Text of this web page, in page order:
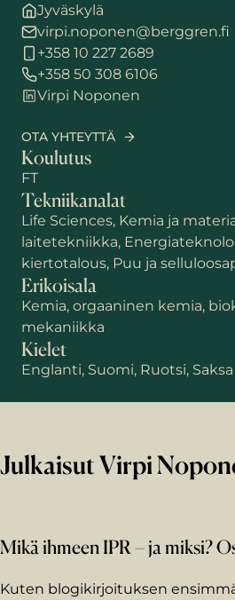
Jyväskylä
virpi.noponen@berggren.fi
+358 10 227 2689
+358 50 308 6106
Virpi Noponen
OTA YHTEYTTÄ
Koulutus
FT
Tekniikanalat
Life Sciences, Kemia ja
laitetekniikka,
kiertotalous, Puu ja
Erikoisala
Kemia, orgaaninen kemia,
mekaniikka
Kielet
Englanti, Suomi, Ruotsi, Saksa
Julkaisut Virpi
Mikä ihmeen IPR – ja miksi?
Kuten blogikirjoituksen